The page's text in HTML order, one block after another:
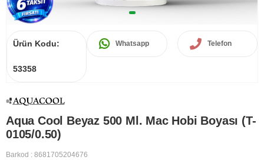
Ürün Kodu:
53358
Whatsapp Telefon
Aqua Cool Beyaz 500 Ml. Mac Hobi Boyası (T-
0105/0.50)
Barkod : 8681705204676